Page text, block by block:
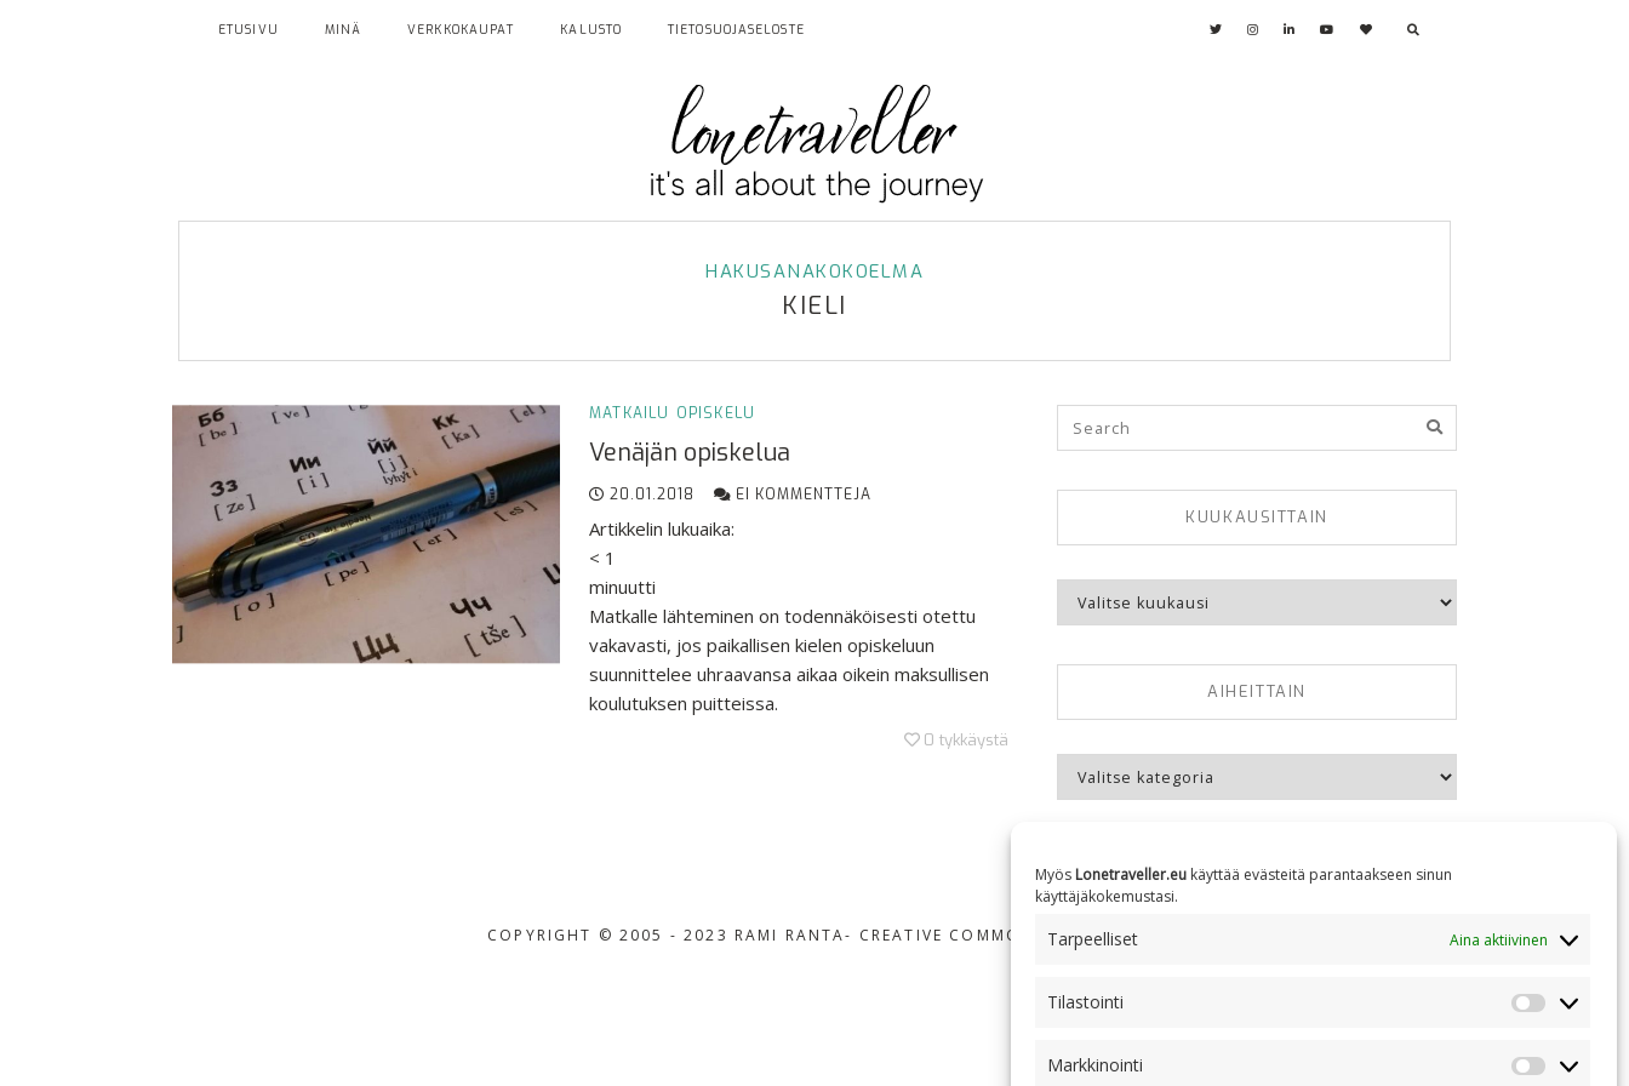
Myös Lonetraveller.eu käyttää evästeitä parantaakseen sinun
käyttäjäkokemustasi.
Tarpeelliset Aina aktiivinen
Tilastointi
Tilastointi
Markkinointi
ETUSIVU MINÄ VERKKOKAUPAT KALUSTO TIETOSUOJASELOSTE
HAKUSANAKOKOELMA
KIELI
MATKAILU OPISKELU
Venäjän opiskelua
20.01.2018 EI KOMMENTTEJA
Artikkelin lukuaika:
< 1
minuutti
Matkalle lähteminen on todennäköisesti otettu
vakavasti, jos paikallisen kielen opiskeluun
suunnittelee uhraavansa aikaa oikein maksullisen
koulutuksen puitteissa.
0 tykkäystä
KUUKAUSITTAIN
Kuukausittain
AIHEITTAIN
Aiheittain
COPYRIGHT © 2005 - 2023 RAMI RANTA- CREATIVE COMMONS BY-NC 4.0